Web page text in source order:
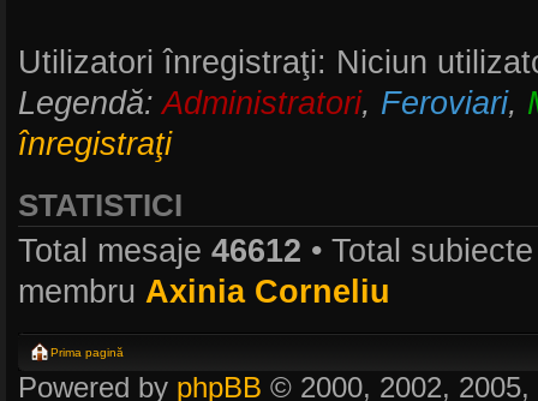
Utilizatori înregistraţi: Niciun
Legendă:Administratori, Feroviari,
înregistraţi
STATISTICI
Total mesaje 46612 • Total
membru Axinia Corneliu
Prima pagină
Powered by phpBB © 2000, 2002,